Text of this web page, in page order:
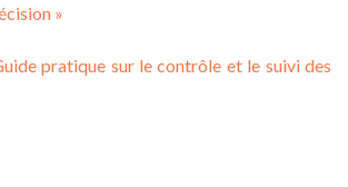
»
pratique sur le contrôle et le suivi des